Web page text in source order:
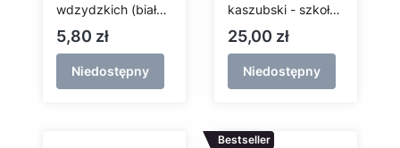
wdzydzkich (białe
tło)
Cena
5,80 zł
Niedostępny
kaszubski - szkoła
wdzydzka
Cena
25,00 zł
Niedostępny
Bestseller